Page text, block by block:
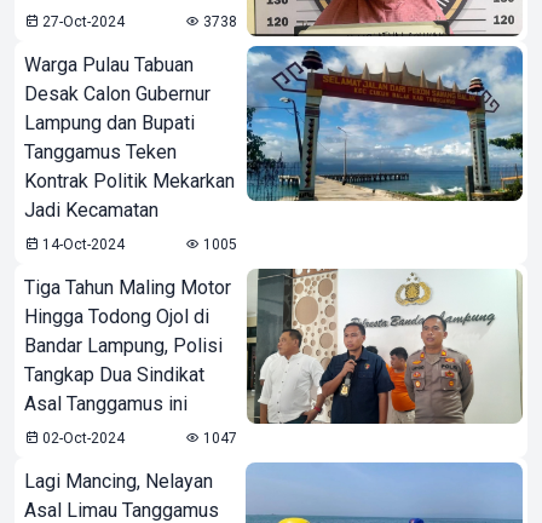
27-Oct-2024 3738
Warga Pulau Tabuan
Desak Calon Gubernur
Lampung dan Bupati
Tanggamus Teken
Kontrak Politik Mekarkan
Jadi Kecamatan
14-Oct-2024 1005
Tiga Tahun Maling Motor
Hingga Todong Ojol di
Bandar Lampung, Polisi
Tangkap Dua Sindikat
Asal Tanggamus ini
02-Oct-2024 1047
Lagi Mancing, Nelayan
Asal Limau Tanggamus